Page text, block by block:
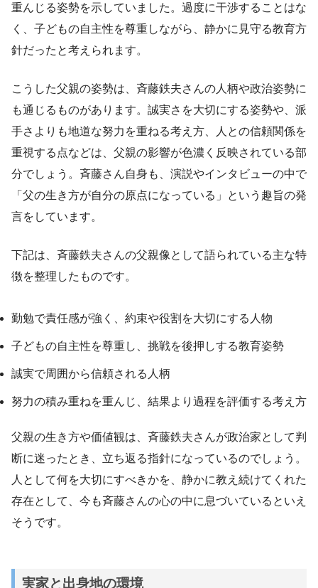
重んじる姿勢を示していました。過度に干渉することはな
く、子どもの自主性を尊重しながら、静かに見守る教育方
針だったと考えられます。
こうした父親の姿勢は、斉藤鉄夫さんの人柄や政治姿勢に
も通じるものがあります。誠実さを大切にする姿勢や、派
手さよりも地道な努力を重ねる考え方、人との信頼関係を
重視する点などは、父親の影響が色濃く反映されている部
分でしょう。斉藤さん自身も、演説やインタビューの中で
「父の生き方が自分の原点になっている」という趣旨の発
言をしています。
下記は、斉藤鉄夫さんの父親像として語られている主な特
徴を整理したものです。
勤勉で責任感が強く、約束や役割を大切にする人物
子どもの自主性を尊重し、挑戦を後押しする教育姿勢
誠実で周囲から信頼される人柄
努力の積み重ねを重んじ、結果より過程を評価する考え方
父親の生き方や価値観は、斉藤鉄夫さんが政治家として判
断に迷ったとき、立ち返る指針になっているのでしょう。
人として何を大切にすべきかを、静かに教え続けてくれた
存在として、今も斉藤さんの心の中に息づいているといえ
そうです。
実家と出身地の環境